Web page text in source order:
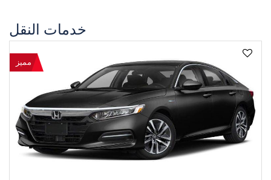
خدمات النقل
مميز